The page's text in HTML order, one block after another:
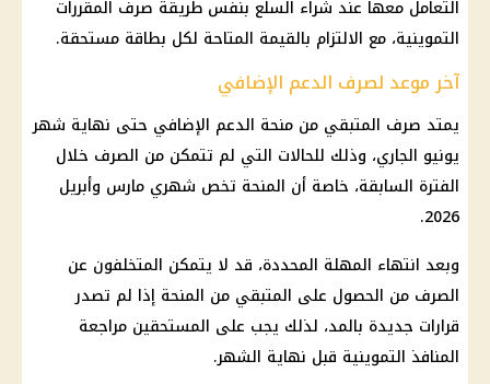
التعامل معها عند شراء السلع بنفس طريقة صرف المقررات
التموينية، مع الالتزام بالقيمة المتاحة لكل بطاقة مستحقة.
آخر موعد لصرف الدعم الإضافي
يمتد صرف المتبقي من منحة الدعم الإضافي حتى نهاية شهر
يونيو الجاري، وذلك للحالات التي لم تتمكن من الصرف خلال
الفترة السابقة، خاصة أن المنحة تخص شهري مارس وأبريل
2026.
وبعد انتهاء المهلة المحددة، قد لا يتمكن المتخلفون عن
الصرف من الحصول على المتبقي من المنحة إذا لم تصدر
قرارات جديدة بالمد، لذلك يجب على المستحقين مراجعة
المنافذ التموينية قبل نهاية الشهر.